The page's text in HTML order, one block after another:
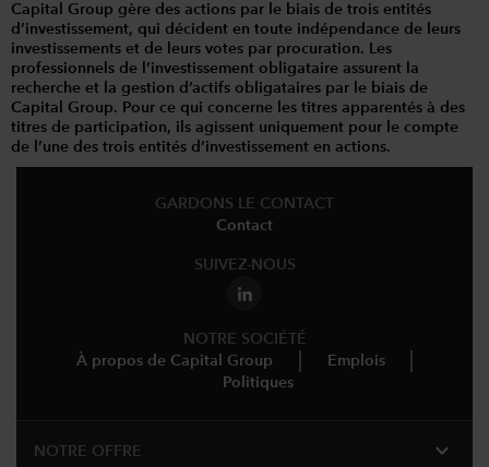
Capital Group gère des actions par le biais de trois entités
d’investissement, qui décident en toute indépendance de leurs
investissements et de leurs votes par procuration. Les
professionnels de l’investissement obligataire assurent la
recherche et la gestion d’actifs obligataires par le biais de
Capital Group. Pour ce qui concerne les titres apparentés à des
titres de participation, ils agissent uniquement pour le compte
de l’une des trois entités d’investissement en actions.
GARDONS LE CONTACT
Contact
SUIVEZ-NOUS
NOTRE SOCIÉTÉ
À propos de Capital Group
Emplois
Politiques
NOTRE OFFRE expand_more